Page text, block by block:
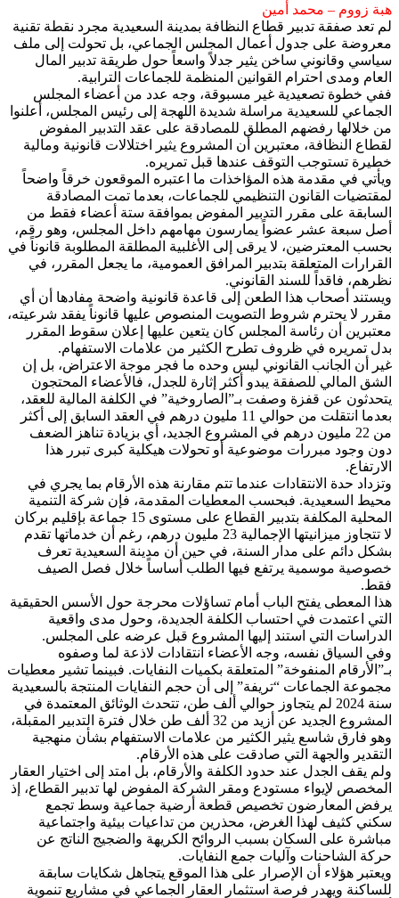
هبة زووم – محمد أمين
لم تعد صفقة تدبير قطاع النظافة بمدينة السعيدية مجرد نقطة تقنية
معروضة على جدول أعمال المجلس الجماعي، بل تحولت إلى ملف
سياسي وقانوني ساخن يثير جدلاً واسعاً حول طريقة تدبير المال
العام ومدى احترام القوانين المنظمة للجماعات الترابية.
ففي خطوة تصعيدية غير مسبوقة، وجه عدد من أعضاء المجلس
الجماعي للسعيدية مراسلة شديدة اللهجة إلى رئيس المجلس، أعلنوا
من خلالها رفضهم المطلق للمصادقة على عقد التدبير المفوض
لقطاع النظافة، معتبرين أن المشروع يثير اختلالات قانونية ومالية
خطيرة تستوجب التوقف عندها قبل تمريره.
ويأتي في مقدمة هذه المؤاخذات ما اعتبره الموقعون خرقاً واضحاً
لمقتضيات القانون التنظيمي للجماعات، بعدما تمت المصادقة
السابقة على مقرر التدبير المفوض بموافقة ستة أعضاء فقط من
أصل سبعة عشر عضواً يمارسون مهامهم داخل المجلس، وهو رقم،
بحسب المعترضين، لا يرقى إلى الأغلبية المطلقة المطلوبة قانوناً في
القرارات المتعلقة بتدبير المرافق العمومية، ما يجعل المقرر، في
نظرهم، فاقداً للسند القانوني.
ويستند أصحاب هذا الطعن إلى قاعدة قانونية واضحة مفادها أن أي
مقرر لا يحترم شروط التصويت المنصوص عليها قانوناً يفقد شرعيته،
معتبرين أن رئاسة المجلس كان يتعين عليها إعلان سقوط المقرر
بدل تمريره في ظروف تطرح الكثير من علامات الاستفهام.
غير أن الجانب القانوني ليس وحده ما فجر موجة الاعتراض، بل إن
الشق المالي للصفقة يبدو أكثر إثارة للجدل، فالأعضاء المحتجون
يتحدثون عن قفزة وصفت بـ”الصاروخية” في الكلفة المالية للعقد،
بعدما انتقلت من حوالي 11 مليون درهم في العقد السابق إلى أكثر
من 22 مليون درهم في المشروع الجديد، أي بزيادة تناهز الضعف
دون وجود مبررات موضوعية أو تحولات هيكلية كبرى تبرر هذا
الارتفاع.
وتزداد حدة الانتقادات عندما تتم مقارنة هذه الأرقام بما يجري في
محيط السعيدية. فبحسب المعطيات المقدمة، فإن شركة التنمية
المحلية المكلفة بتدبير القطاع على مستوى 15 جماعة بإقليم بركان
لا تتجاوز ميزانيتها الإجمالية 23 مليون درهم، رغم أن خدماتها تقدم
بشكل دائم على مدار السنة، في حين أن مدينة السعيدية تعرف
خصوصية موسمية يرتفع فيها الطلب أساساً خلال فصل الصيف
فقط.
هذا المعطى يفتح الباب أمام تساؤلات محرجة حول الأسس الحقيقية
التي اعتمدت في احتساب الكلفة الجديدة، وحول مدى واقعية
الدراسات التي استند إليها المشروع قبل عرضه على المجلس.
وفي السياق نفسه، وجه الأعضاء انتقادات لاذعة لما وصفوه
بـ”الأرقام المنفوخة” المتعلقة بكميات النفايات. فبينما تشير معطيات
مجموعة الجماعات “تريفة” إلى أن حجم النفايات المنتجة بالسعيدية
سنة 2024 لم يتجاوز حوالي ألف طن، تتحدث الوثائق المعتمدة في
المشروع الجديد عن أزيد من 32 ألف طن خلال فترة التدبير المقبلة،
وهو فارق شاسع يثير الكثير من علامات الاستفهام بشأن منهجية
التقدير والجهة التي صادقت على هذه الأرقام.
ولم يقف الجدل عند حدود الكلفة والأرقام، بل امتد إلى اختيار العقار
المخصص لإيواء مستودع ومقر الشركة المفوض لها تدبير القطاع، إذ
يرفض المعارضون تخصيص قطعة أرضية جماعية وسط تجمع
سكني كثيف لهذا الغرض، محذرين من تداعيات بيئية واجتماعية
مباشرة على السكان بسبب الروائح الكريهة والضجيج الناتج عن
حركة الشاحنات وآليات جمع النفايات.
ويعتبر هؤلاء أن الإصرار على هذا الموقع يتجاهل شكايات سابقة
للساكنة ويهدر فرصة استثمار العقار الجماعي في مشاريع تنموية